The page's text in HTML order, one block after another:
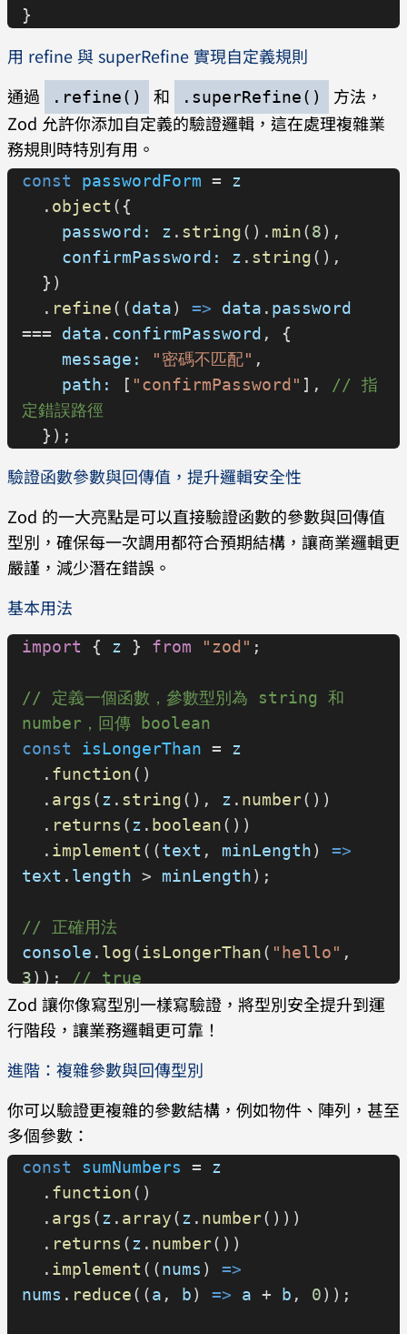
const priceValue
=
price.parse(10.99 );
console.log(priceValue);
const product = Product.parse({
  id:
"8dd7d69c-ab17-468c-80b5-
c71658aa6b07",
  name:
"Product A"
  price:
10.99 ,
  tags:
["tag1", "tag2" ],
  stock:
});
console.log ( product);
}
用 refine 與 superRefine 實現自定義規則
通過
.refine() 和 .superRefine()
方法，
Zod 允許你添加自定義的驗證邏輯，這在處理複雜業
務規則時特別有用。
const passwordForm = z
  .
object ({
    password:
z . string(). min(8),
    confirmPassword:
z . string(),
  })
  .
refine((data) => data . password
=== data . confirmPassword , {
    message:
"密碼不匹配" ,
    path:
[ "confirmPassword" ], // 指
定錯誤路徑
  });
驗證函數參數與回傳值，提升邏輯安全性
Zod 的一大亮點是可以直接驗證函數的參數與回傳值
型別，確保每一次調用都符合預期結構，讓商業邏輯更
嚴謹，減少潛在錯誤。
基本用法
import { z } from "zod" ;
// 定義一個函數，參數型別為 string 和
number，回傳 boolean
const isLongerThan = z
  .
function()
  .
args (z . string(), z . number())
  .
returns (z . boolean())
  .
implement ((text , minLength) =>
text . length > minLength);
// 正確用法
console . log(isLongerThan( "hello"
3)); // true
// 錯誤用法將在型別檢查階段被攔截
TypeScript 編譯不通過
Zod 讓你像寫型別一樣寫驗證，將型別安全提升到運
行階段，讓業務邏輯更可靠！
進階：複雜參數與回傳型別
你可以驗證更複雜的參數結構，例如物件、陣列，甚至
多個參數：
const sumNumbers = z
  .
function()
  .
args (z . array(z . number()))
  .
returns (z . number())
  .
implement ((nums ) =>
nums . reduce((a , b) => a + b , 0));